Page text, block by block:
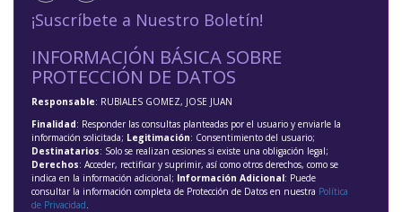
¡Suscríbete a Nuestro Boletín!
INFORMACIÓN BÁSICA SOBRE
PROTECCIÓN DE DATOS
Responsable: RUBIALES GOMEZ, JOSE JUAN
Finalidad: Responder las consultas planteadas por el usuario y enviarle la
información solicitada; Legitimación: Consentimiento del usuario;
Destinatarios: Solo se realizan cesiones si existe una obligación legal;
Derechos: Acceder, rectificar y suprimir, así como otros derechos, como se
indica en la información adicional; Información Adicional: Puede
consultar la información completa de Protección de Datos en nuestra Política
de Privacidad